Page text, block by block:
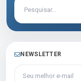
NEWSLETTER
Seu melhor e-mail